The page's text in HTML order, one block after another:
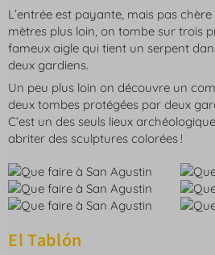
L’entrée est payante, mais pas
mètres plus loin, on tombe sur trois
fameux aigle qui tient un serpent
deux gardiens.
Un peu plus loin on découvre un
deux tombes protégées par deux
C’est un des seuls lieux
abriter des sculptures colorées !
El Tablón